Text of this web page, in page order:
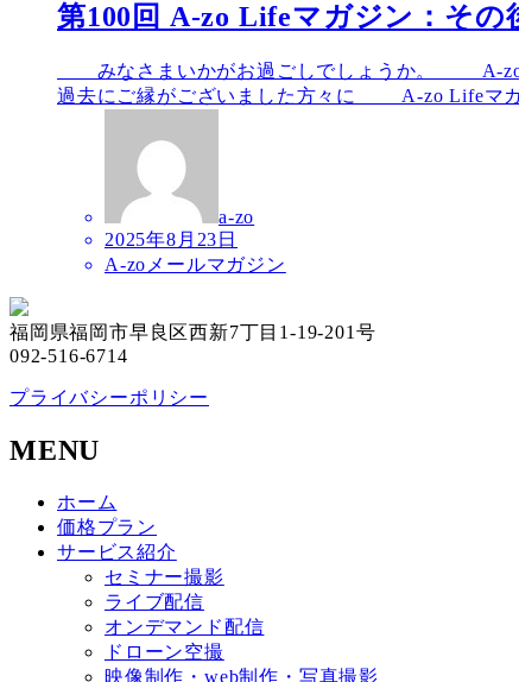
第100回 A-zo Lifeマガジン：そ
みなさまいかがお過ごしでしょうか。 A-zo
過去にご縁がございました方々に A-zo Lifeマ
a-zo
2025年8月23日
A-zoメールマガジン
福岡県福岡市早良区西新7丁目1-19-201号
092-516-6714
プライバシーポリシー
MENU
ホーム
価格プラン
サービス紹介
セミナー撮影
ライブ配信
オンデマンド配信
ドローン空撮
映像制作・web制作・写真撮影